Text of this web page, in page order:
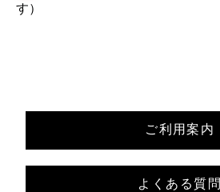
す）
ご利用案内
よくある質問